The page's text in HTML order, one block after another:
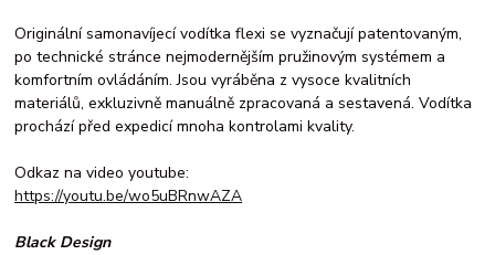
Originální samonavíjecí vodítka flexi se vyznačují patentovaným,
po technické stránce nejmodernějším pružinovým systémem a
komfortním ovládáním. Jsou vyráběna z vysoce kvalitních
materiálů, exkluzivně manuálně zpracovaná a sestavená. Vodítka
prochází před expedicí mnoha kontrolami kvality.
Odkaz na video youtube:
https://youtu.be/wo5uBRnwAZA
Black Design